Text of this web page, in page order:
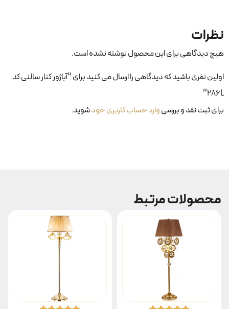
نظرات
هیچ دیدگاهی برای این محصول نوشته نشده است.
اولین نفری باشید که دیدگاهی را ارسال می کنید برای “آباژور کنار سالنی کد
286L”
برای ثبت نقد و بررسیوارد حساب کاربری خودشوید.
محصولات مرتبط